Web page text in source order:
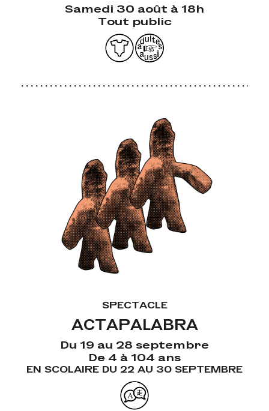
Samedi 30 août à 18h
Tout public
SPECTACLE
ACTAPALABRA
Du 19 au 28 septembre
De 4 à 104 ans
EN SCOLAIRE DU 22 AU 30 SEPTEMBRE